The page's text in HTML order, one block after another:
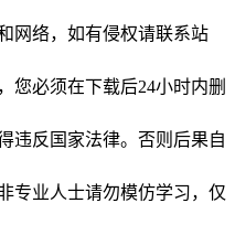
网络，如有侵权请联系站
您必须在下载后24小时内删
违反国家法律。否则后果自
专业人士请勿模仿学习，仅